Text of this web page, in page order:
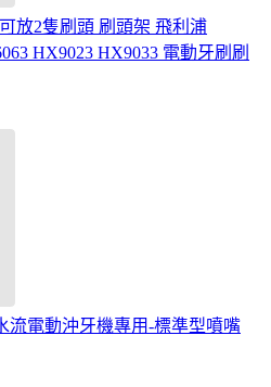
放2隻刷頭 刷頭架 飛利浦
HX9023 HX9033 電動牙刷刷
流電動沖牙機專用-標準型噴嘴